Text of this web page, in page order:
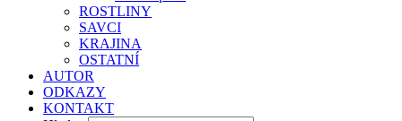
ROSTLINY
SAVCI
KRAJINA
OSTATNÍ
AUTOR
ODKAZY
KONTAKT